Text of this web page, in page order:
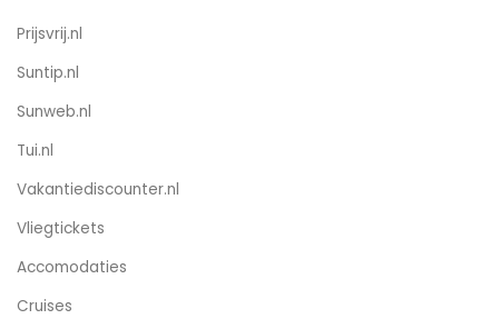
Prijsvrij.nl
Suntip.nl
Sunweb.nl
Tui.nl
Vakantiediscounter.nl
Vliegtickets
Accomodaties
Cruises